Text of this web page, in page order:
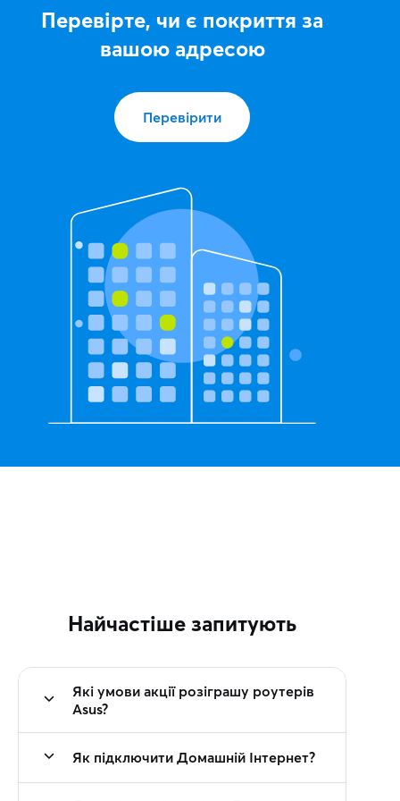
Перевірте, чи є покриття за
вашою адресою
Перевірити
Найчастіше запитують
Які умови акції розіграшу роутерів
Asus?
Як підключити Домашній Інтернет?